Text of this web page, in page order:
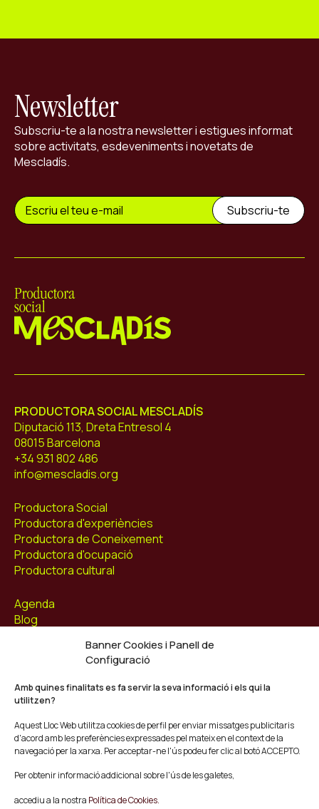
Banner Cookies i Panell de
Configuració
Amb quines finalitats es fa servir la seva informació i els qui la
utilitzen?
Aquest Lloc Web utilitza cookies de perfil per enviar missatges publicitaris
d'acord amb les preferències expressades pel mateix en el context de la
navegació per la xarxa. Per acceptar-ne l'ús podeu fer clic al botó ACCEPTO.
Per obtenir informació addicional sobre l'ús de les galetes,
accediu a la nostra Política de Cookies.
Newsletter
Subscriu-te a la nostra newsletter i estigues informat
sobre activitats, esdeveniments i novetats de
Mescladís.
PRODUCTORA SOCIAL MESCLADÍS
Diputació 113, Dreta Entresol 4
08015 Barcelona
+34 931 802 486
info@mescladis.org
Productora Social
Productora d'experiències
Productora de Coneixement
Productora d'ocupació
Productora cultural
Agenda
Blog
Facebook
Instagram
Youtube
Twitter/X
© Mescladís 2026